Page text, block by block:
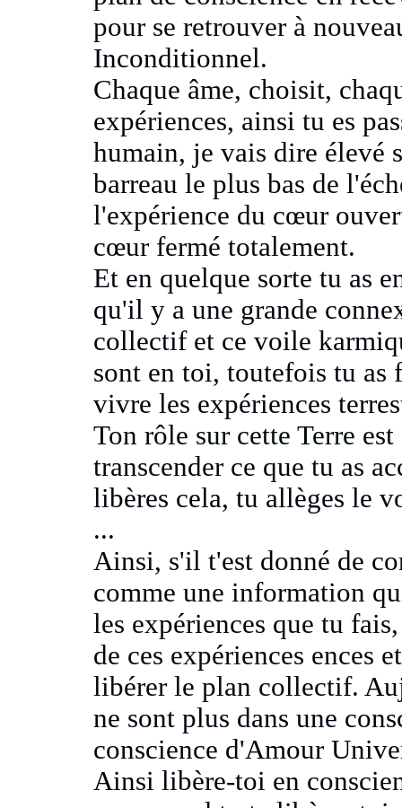
pour se retrouver à
Inconditionnel.
Chaque âme, choisit,
expériences, ainsitu es
humain, je vais dire élevé
barreau le plus bas de
l'expérience du cœur
cœur fermé totalement.
Et en quelque sorte tu as
qu'il y aune grande
collectif et ce voile
sont en toi, toutefoistu as
vivre les expériences
Ton rôle sur cette Terre
transcender ce que tu as
libères cela, tu allègesle
...
Ainsi, s'il t'est donné de
comme une information
les expériences que tu
de ces expériences ences
libérer le plan collectif.
ne sont plus dans une
conscience d'Amour
Ainsi libère-toi en